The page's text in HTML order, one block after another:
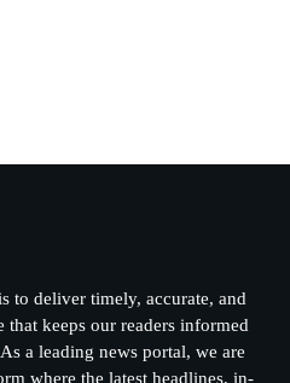
to deliver timely, accurate, and
that keeps our readers informed
a leading news portal, we are
where the latest headlines, in-